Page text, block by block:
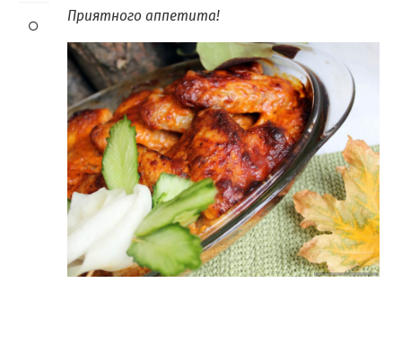
Приятного аппетита!